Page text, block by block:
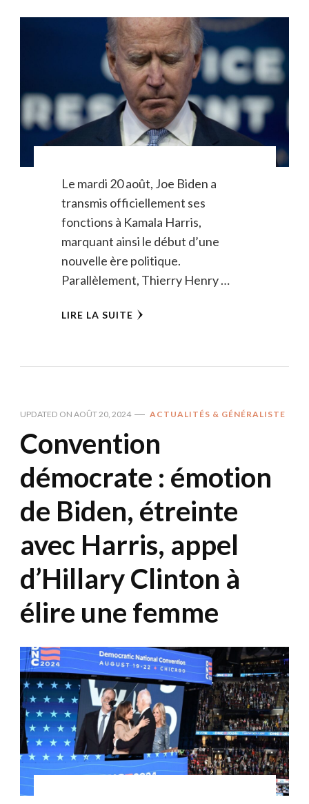
Le mardi 20 août, Joe Biden a
transmis officiellement ses
fonctions à Kamala Harris,
marquant ainsi le début d’une
nouvelle ère politique.
Parallèlement, Thierry Henry …
LIRE LA SUITE
UPDATED ON AOÛT 20, 2024 ACTUALITÉS & GÉNÉRALISTE
Convention
démocrate : émotion
de Biden, étreinte
avec Harris, appel
d’Hillary Clinton à
élire une femme